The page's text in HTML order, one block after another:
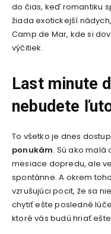
do čias, keď romantiku
žiada exotickejší
Camp de Mar, kde si
výčitiek.
Last minute
nebudete
To všetko je dnes
ponukám. Sú ako malá
mesiace dopredu, ale
spontánne. A okrem
vzrušujúci pocit, že sa
chytiť ešte posledné
ktoré vás budú hriať